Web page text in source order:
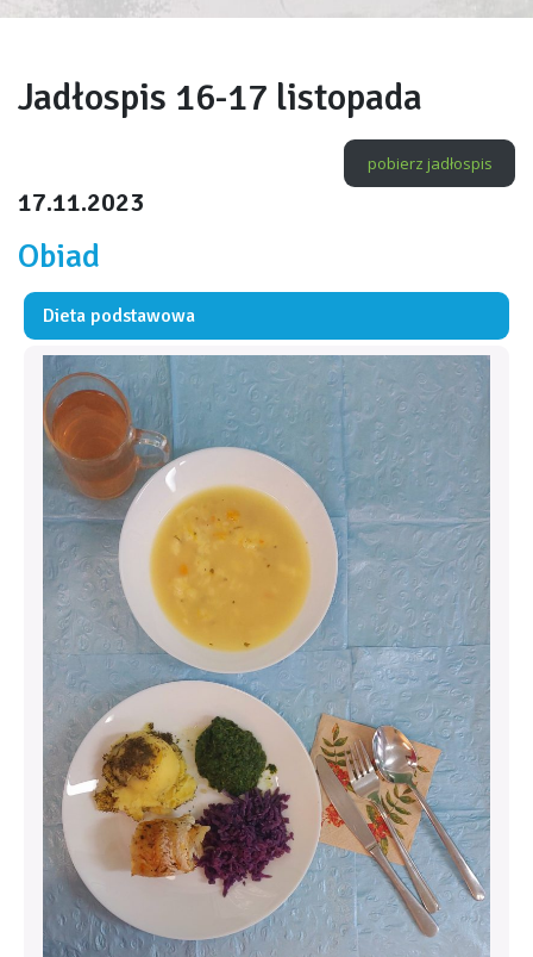
Jadłospis 16-17 listopada
pobierz jadłospis
17.11.2023
Obiad
Dieta podstawowa